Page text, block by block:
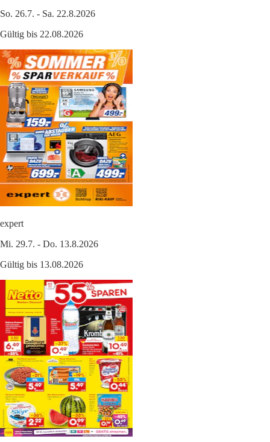
So. 26.7. - Sa. 22.8.2026
Gültig bis 22.08.2026
expert
Mi. 29.7. - Do. 13.8.2026
Gültig bis 13.08.2026